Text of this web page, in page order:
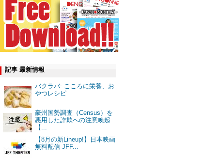
記事 最新情報
バクラバ: こころに栄養、お
やつレシピ
豪州国勢調査（Census）を
悪用した詐欺への注意喚起
【...
【8月の新Lineup!】日本映画
無料配信 JFF...